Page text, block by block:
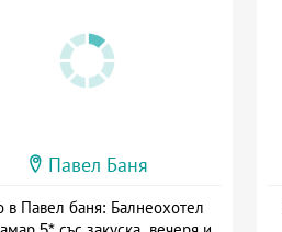
Павел Баня
в Павел баня: Балнеохотел